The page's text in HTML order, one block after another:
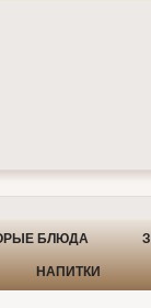
БЛЮДА
НАПИТКИ